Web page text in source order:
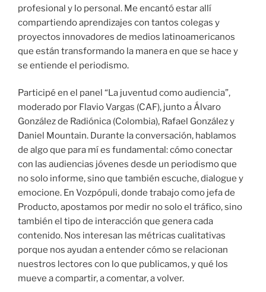
profesional y lo personal. Me encantó estar allí
compartiendo aprendizajes con tantos colegas y
proyectos innovadores de medios latinoamericanos
que están transformando la manera en que se hace y
se entiende el periodismo.
Participé en el panel “La juventud como audiencia”,
moderado por Flavio Vargas (CAF), junto a Álvaro
González de Radiónica (Colombia), Rafael González y
Daniel Mountain. Durante la conversación, hablamos
de algo que para mí es fundamental: cómo conectar
con las audiencias jóvenes desde un periodismo que
no solo informe, sino que también escuche, dialogue y
emocione. En Vozpópuli, donde trabajo como jefa de
Producto, apostamos por medir no solo el tráfico, sino
también el tipo de interacción que genera cada
contenido. Nos interesan las métricas cualitativas
porque nos ayudan a entender cómo se relacionan
nuestros lectores con lo que publicamos, y qué los
mueve a compartir, a comentar, a volver.